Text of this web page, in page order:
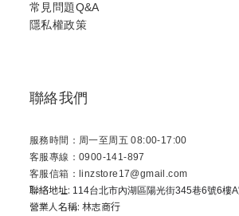
常見問題Q&A
隱私權政策
聯絡我們
服務時間：周一至周五 08:00-17:00
客服專線：0900-141-897
客服信箱：linzstore17@gmail.com
聯絡地址: 114台北市內湖區陽光街345巷6號6樓
營業人名稱: 林志商行